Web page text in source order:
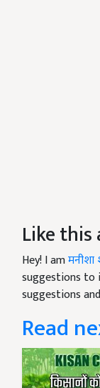
Like
Hey! I amमनीशा
suggestions to
suggestions
Read